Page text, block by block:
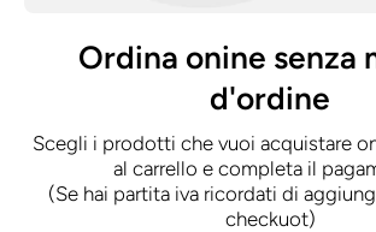
Ordina onine senza
d'ordine
Scegli i prodotti che vuoi acquistare
al carrello e completa il
(Se hai partita iva ricordati di
checkuot)